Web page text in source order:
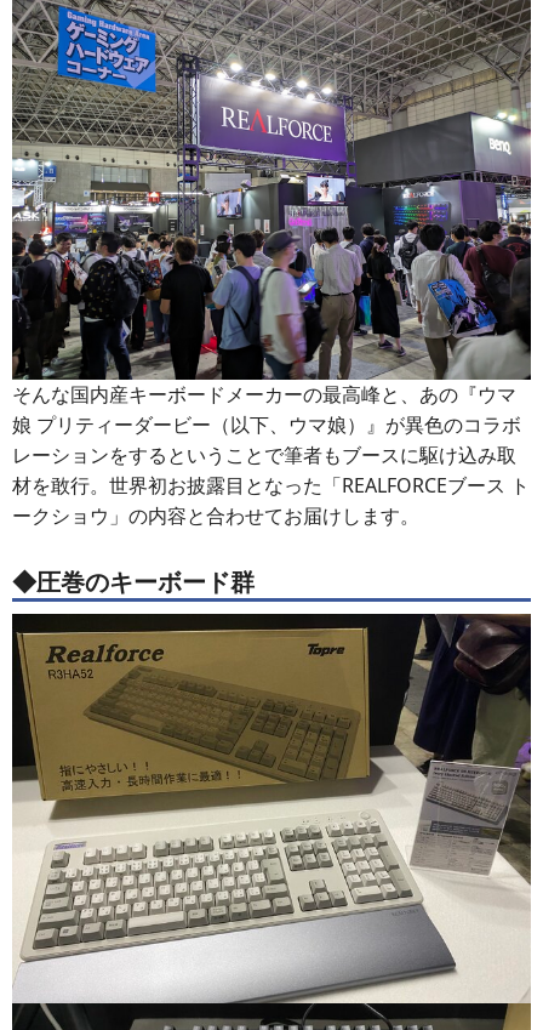
そんな国内産キーボードメーカーの最高峰と、あの『ウマ
娘 プリティーダービー（以下、ウマ娘）』が異色のコラボ
レーションをするということで筆者もブースに駆け込み取
材を敢行。世界初お披露目となった「REALFORCEブース ト
ークショウ」の内容と合わせてお届けします。
◆圧巻のキーボード群